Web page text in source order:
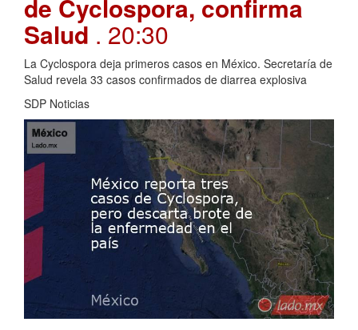
de Cyclospora, confirma
Salud . 20:30
La Cyclospora deja primeros casos en México. Secretaría de
Salud revela 33 casos confirmados de diarrea explosiva
SDP Noticias